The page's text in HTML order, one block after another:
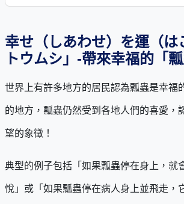
幸せ（しあわせ）を運（は
トウムシ」-帶來幸福的「瓢
世界上有許多地方的居民認為瓢蟲是幸福
的地方，瓢蟲仍然受到各地人們的喜愛，
望的象徵！
典型的例子包括「如果瓢蟲停在身上，就
悅」或「如果瓢蟲停在病人身上並飛走，